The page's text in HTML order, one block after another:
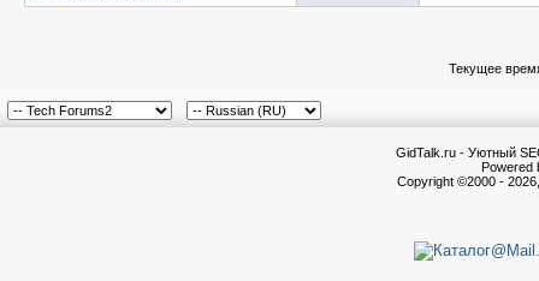
Текущее
GidTalk.ru - Уютный
Powered
Copyright ©2000 -